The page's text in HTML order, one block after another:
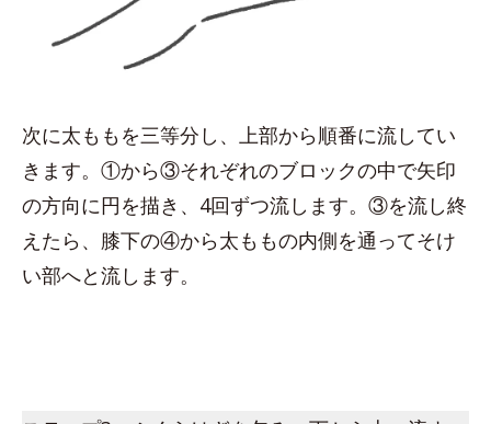
次に太ももを三等分し、上部から順番に流してい
きます。①から③それぞれのブロックの中で矢印
の方向に円を描き、4回ずつ流します。③を流し終
えたら、膝下の④から太ももの内側を通ってそけ
い部へと流します。